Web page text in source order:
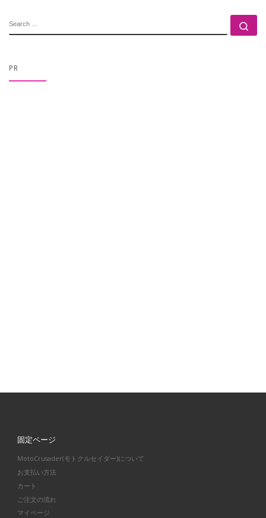
PR
固定ページ
MotoCrusader(モトクルセイダー)について
お支払い方法
カート
ご注文の流れ
マイページ